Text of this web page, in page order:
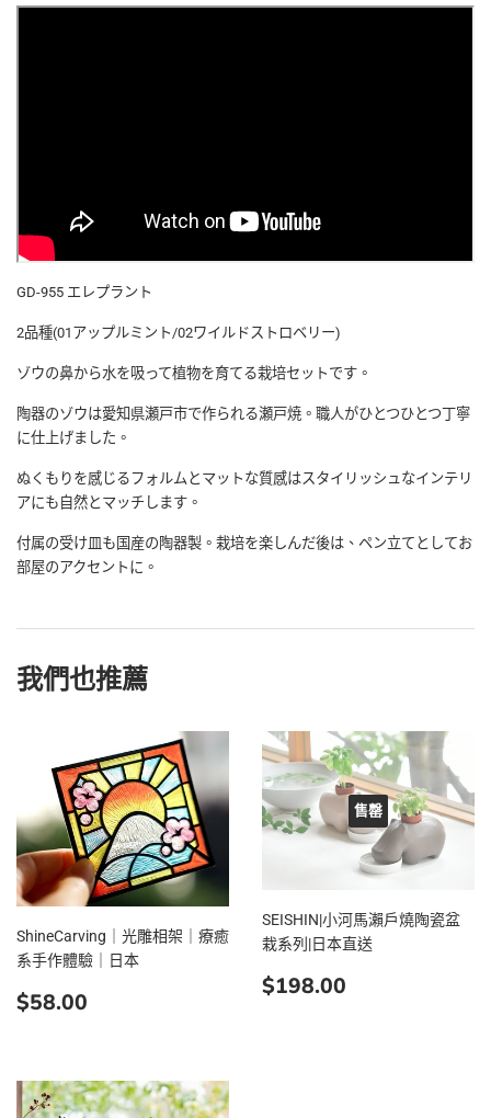
GD-955 エレプラント
2品種(01アップルミント/02ワイルドストロベリー)
ゾウの鼻から水を吸って植物を育てる栽培セットです。
陶器のゾウは愛知県瀬戸市で作られる瀬戸焼。職人がひとつひとつ丁寧
に仕上げました。
ぬくもりを感じるフォルムとマットな質感はスタイリッシュなインテリ
アにも自然とマッチします。
付属の受け皿も国産の陶器製。栽培を楽しんだ後は、ペン立てとしてお
部屋のアクセントに。
我們也推薦
ShineCarving｜光雕相架｜療癒
系手作體驗｜日本
定
價
$58.00
售罄
SEISHIN|小河馬瀨戶燒陶瓷盆
栽系列|日本直送
定
價
$198.00